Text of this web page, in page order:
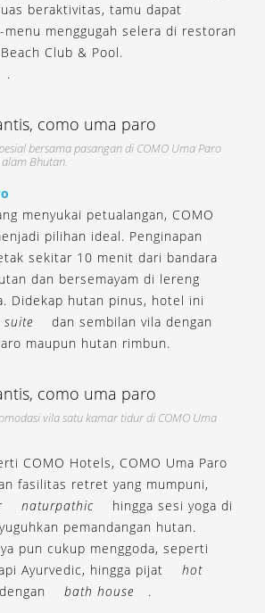
beraktivitas, tamu dapat
menggugah selera di restoran
Club & Pool.
.
bersama pasangan di COMO Uma Paro
Bhutan.
menyukai petualangan, COMO
pilihan ideal. Penginapan
sekitar 10 menit dari bandara
dan bersemayam di lereng
Didekap hutan pinus, hotel ini
suite
dan sembilan vila dengan
maupun hutan rimbun.
vila satu kamar tidur di COMO Uma
COMO Hotels, COMO Uma Paro
fasilitas retret yang mumpuni,
naturpathic
hingga sesi yoga di
pemandangan hutan.
pun cukup menggoda, seperti
Ayurvedic, hingga pijat
hot
bath house .